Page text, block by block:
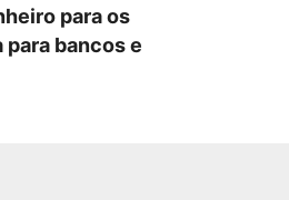
para os
bancos e